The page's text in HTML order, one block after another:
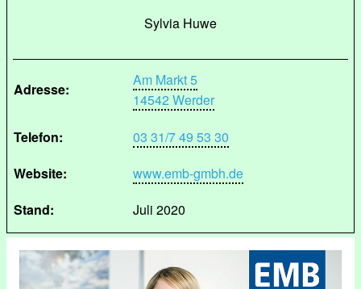
Sylvia Huwe
Adresse:
Am Markt 5
14542 Werder
Telefon:
03 31/7 49 53 30
Website:
www.emb-gmbh.de
Stand:
Juli 2020